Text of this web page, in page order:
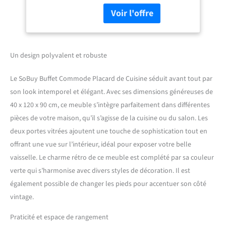
BOIS DE CAOUTCHOUC
MASSIF]: Le plan de travail
de 120 cm en bois massif est
décorer ou servir – résistant
POUR MICRO-ONDES
de 50x38 cm convient aux
micro-ondes, cafetières ou
petits fours – gain de place
garanti [PORTES VITRÉES
AVEC RANGE-BOUTEILLES
ÉLÉGANT]: Derrière les
portes en verre se cache un
range-bouteilles pouvant
contenir jusqu’à 8 bouteilles
STYLES D’INTÉRIEUR]:
Un design polyvalent et robuste
Le SoBuy Buffet Commode Placard de Cuisine séduit avant tout par
son look intemporel et élégant. Avec ses dimensions généreuses de
40 x 120 x 90 cm, ce meuble s’intègre parfaitement dans différentes
pièces de votre maison, qu’il s’agisse de la cuisine ou du salon. Les
deux portes vitrées ajoutent une touche de sophistication tout en
offrant une vue sur l’intérieur, idéal pour exposer votre belle
vaisselle. Le charme rétro de ce meuble est complété par sa couleur
verte qui s’harmonise avec divers styles de décoration. Il est
également possible de changer les pieds pour accentuer son côté
vintage.
Praticité et espace de rangement